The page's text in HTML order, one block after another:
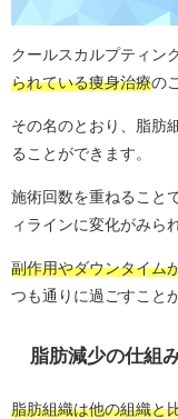
クールスカルプティン
られている痩身治療の
その名のとおり、脂肪
ることができます。
施術回数を重ねること
ィラインに変化がみら
副作用やダウンタイム
つも通りに過ごすこと
脂肪減少の仕組
脂肪組織は他の組織と